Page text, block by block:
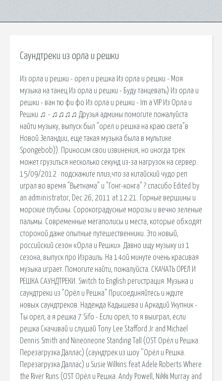
Саундтреки из орла и решки
Из орла и решки - орел и решка Из орла и решки - Моя
музыка на танец Из орла и решки - Буду танцевать) Из орла и
решки - ван тю фи фо Из орла и решки - Im a VIP Из Орла и
Решки ♫ - ♫♫♫♫ Друзья админы помогите пожалуйста
найти музыку, выпуск был "орел и решка на краю света"в
Новой Зеландии, еще такая музыка была в мультике
Spongebob)). Приносим свои извинения, но иногда трек
может грузиться несколько секунд из-за нагрузок на сервер.
15/09/2012 · подскажите плиз,что за китайский чудо реп
играл во время "Вьетнама" и "Гонг-конга" ? спасибо Edited by
an administrator, Dec 26, 2011 at 12:21. Горные вершины и
морские глубины. Сорокоградусные морозы и вечно зеленые
пальмы. Современные мегаполисы и места, которые обходят
стороной даже опытные путешественники. Это новый,
российский сезон «Орла и Решки». Давно ищу музыку из 1
сезона, выпуск про Израиль. На 14ой минуте очень красивая
музыка играет. Помогите найти, пожалуйста. СКАЧАТЬ ОРЕЛ И
РЕШКА САУНДТРЕКИ. Switch to English регистрация. Музыка и
саундтреки из "Орёл и Решка" Присоединяйтесь и ждите
новых саундтреков. Надежда Кадышева и Аркадий Укупник -
Ты орел, а я решка 7 Sifo - Если орел, то я выиграл, если
решка Скачивай и слушай Tony Lee Stafford Jr and Michael
Dennis Smith and Nineoneone Standing Tall (OST Орёл и Решка.
Перезагрузка Даллас) (саундтрек из шоу ''Орёл и Решка.
Перезагрузка Даллас) и Susie Wilkins feat Adele Roberts Where
the River Runs (OST Орёл и Решка. Andy Powell, Nikki Murray and